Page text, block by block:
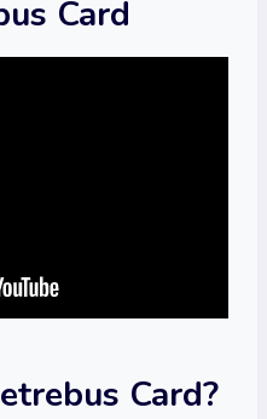
Card
Card?